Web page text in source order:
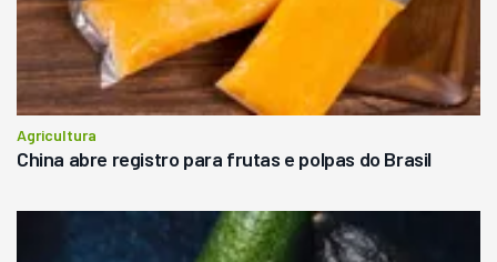
Agricultura
China abre registro para frutas e polpas do Brasil